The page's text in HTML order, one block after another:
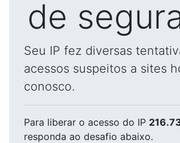
de
Seu IP fez diversas
acessos suspeitos a sites
conosco.
Para liberar o acesso do IP
responda ao desafio abaixo.